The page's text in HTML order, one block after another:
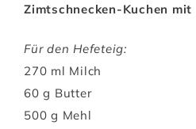
Zimtschnecken-Kuchen
Für den Hefeteig:
270 ml Milch
60 g Butter
500 g Mehl